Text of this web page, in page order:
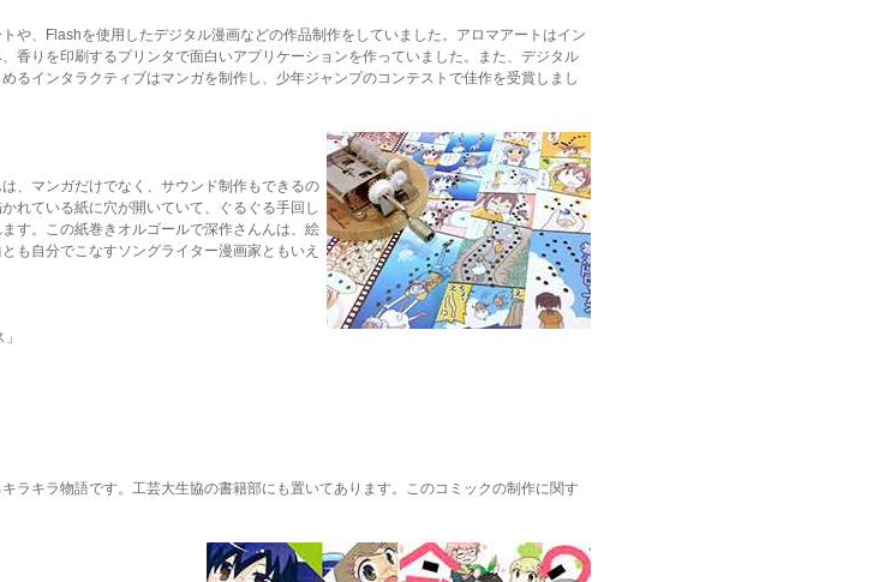
や、Flashを使用したデジタル漫画などの作品制作をしていました。アロマアートはイン
香りを印刷するプリンタで面白いアプリケーションを作っていました。また、デジタル
るインタラクティブはマンガを制作し、少年ジャンプのコンテストで佳作を受賞しまし
、マンガだけでなく、サウンド制作もできるの
れている紙に穴が開いていて、ぐるぐる手回し
す。この紙巻きオルゴールで深作さんんは、絵
も自分でこなすソングライター漫画家ともいえ
ラキラ物語です。工芸大生協の書籍部にも置いてあります。このコミックの制作に関す